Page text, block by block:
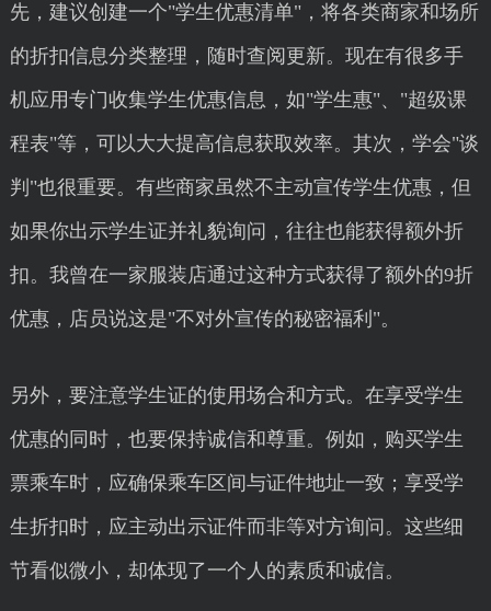
先，建议创建一个"学生优惠清单"，将各类商家和场所
的折扣信息分类整理，随时查阅更新。现在有很多手
机应用专门收集学生优惠信息，如"学生惠"、"超级课
程表"等，可以大大提高信息获取效率。其次，学会"谈
判"也很重要。有些商家虽然不主动宣传学生优惠，但
如果你出示学生证并礼貌询问，往往也能获得额外折
扣。我曾在一家服装店通过这种方式获得了额外的9折
优惠，店员说这是"不对外宣传的秘密福利"。
另外，要注意学生证的使用场合和方式。在享受学生
优惠的同时，也要保持诚信和尊重。例如，购买学生
票乘车时，应确保乘车区间与证件地址一致；享受学
生折扣时，应主动出示证件而非等对方询问。这些细
节看似微小，却体现了一个人的素质和诚信。